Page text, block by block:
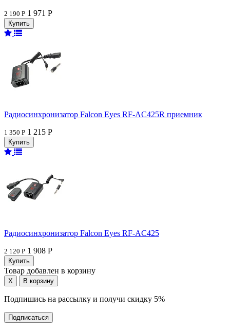
2 190 Р 1 971 Р
Радиосинхронизатор Falcon Eyes RF-AC425R приемник
1 350 Р 1 215 Р
Радиосинхронизатор Falcon Eyes RF-AC425
2 120 Р 1 908 Р
Товар добавлен в корзину
Подпишись на рассылку и получи скидку 5%
Подписаться